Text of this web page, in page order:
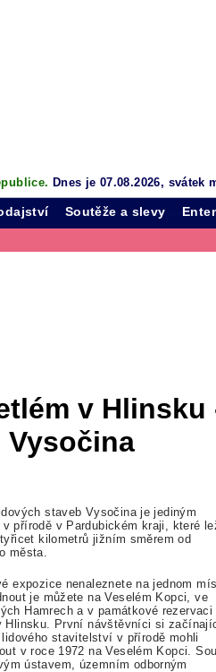
Dnes je 07.08.2026, svátek
Soutěže a slevy
v Hlinsku
staveb Vysočina je jediným
v přírodě v Pardubickém kraji, které
kilometrů jižním směrem od
města.
expozice nenaleznete na jednom
je můžete na Veselém Kopci, ve
Hamrech a v památkové rezervaci
Hlinsku. První návštěvníci si
stavitelství v přírodě mohli
v roce 1972 na Veselém Kopci.
ústavem, územním odborným